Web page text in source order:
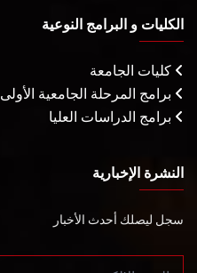
الكليات و البرامج النوعية
كليات الجامعة
برامج المرحلة الجامعية الأولى
برامج الدراسات العليا
النشرة الإخبارية
سجل ليصلك أحدث الأخبار